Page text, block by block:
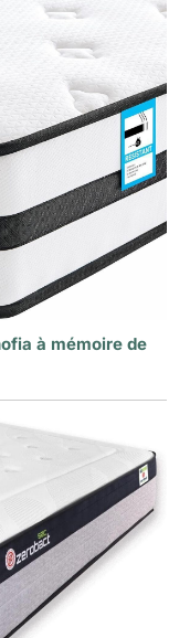
à mémoire de